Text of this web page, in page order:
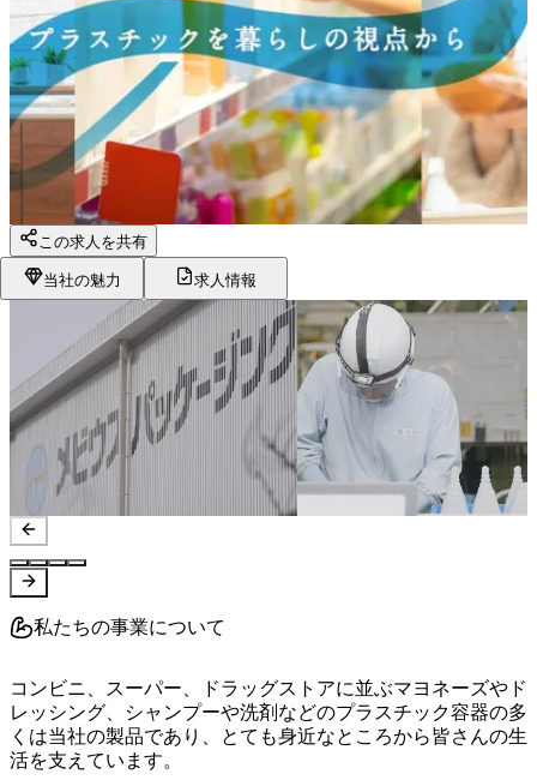
この求人を共有
当社の魅力 求人情報
私たちの事業について
コンビニ、スーパー、ドラッグストアに並ぶマヨネーズやド
レッシング、シャンプーや洗剤などのプラスチック容器の多
くは当社の製品であり、とても身近なところから皆さんの生
活を支えています。